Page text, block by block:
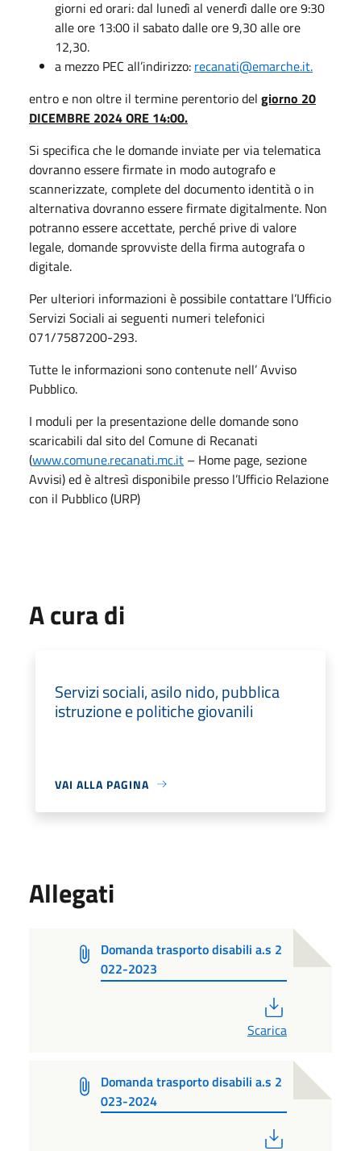
giorni ed orari: dal lunedì al venerdì dalle ore 9:30
alle ore 13:00 il sabato dalle ore 9,30 alle ore
12,30.
a mezzo PEC all’indirizzo: recanati@emarche.it.
entro e non oltre il termine perentorio del giorno 20
DICEMBRE 2024 ORE 14:00.
Si specifica che le domande inviate per via telematica
dovranno essere firmate in modo autografo e
scannerizzate, complete del documento identità o in
alternativa dovranno essere firmate digitalmente. Non
potranno essere accettate, perché prive di valore
legale, domande sprovviste della firma autografa o
digitale.
Per ulteriori informazioni è possibile contattare l’Ufficio
Servizi Sociali ai seguenti numeri telefonici
071/7587200-293.
Tutte le informazioni sono contenute nell’ Avviso
Pubblico.
I moduli per la presentazione delle domande sono
scaricabili dal sito del Comune di Recanati
(www.comune.recanati.mc.it – Home page, sezione
Avvisi) ed è altresì disponibile presso l’Ufficio Relazione
con il Pubblico (URP)
A cura di
Servizi sociali, asilo nido, pubblica
istruzione e politiche giovanili
VAI ALLA PAGINA
Allegati
Domanda trasporto disabili a.s 2
022-2023
Scarica
Domanda trasporto disabili a.s 2
023-2024